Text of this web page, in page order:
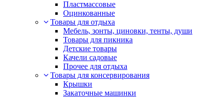
Пластмассовые
Оцинкованные
Товары для отдыха
Мебель, зонты, циновки, тенты, души
Товары для пикника
Детские товары
Качели садовые
Прочее для отдыха
Товары для консервирования
Крышки
Закаточные машинки